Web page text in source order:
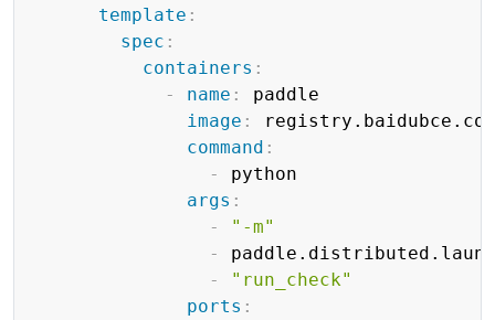
template :
spec :
containers :
-
name :
paddle
image :
command :
-
python
args :
-
"-m"
-
-
"run_check"
ports :